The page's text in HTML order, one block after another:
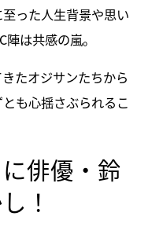
った人生背景や思い
は共感の嵐。
たオジサンたちから
も心揺さぶられるこ
俳優・鈴
！